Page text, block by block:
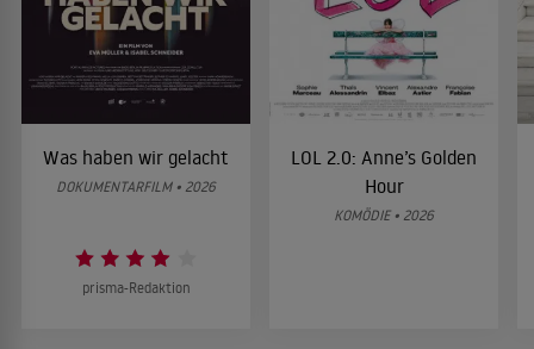
Was haben wir gelacht
DOKUMENTARFILM • 2026
prisma-Redaktion
LOL 2.0: Anne’s Golden
Hour
KOMÖDIE • 2026